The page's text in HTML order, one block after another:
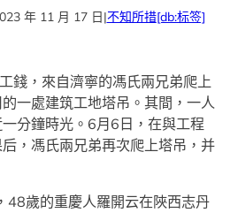
年 11 月 17 日|不知所措[db:标签]
錢，來自濟寧的馮氏兩兄弟爬上
一處建筑工地塔吊。其間，一人
分鐘時光。6月6日，在與工程
，馮氏兩兄弟再次爬上塔吊，并
48歲的重慶人羅開云在陜西志丹